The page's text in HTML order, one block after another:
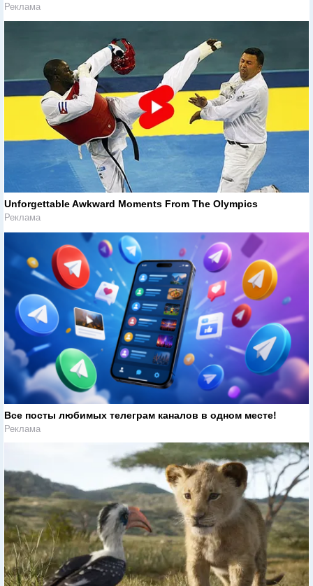
Реклама
Unforgettable Awkward Moments From The Olympics
Реклама
Все посты любимых телеграм каналов в одном месте!
Реклама